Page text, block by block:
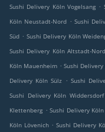
Sushi Delivery Köln Vogelsang .
Köln Neustadt-Nord . Sushi
Süd . Sushi Delivery Köln
Sushi Delivery Köln Altstadt-Nord
Köln Mauenheim . Sushi
Delivery Köln Sülz . Sushi
Sushi Delivery Köln Widdersdorf
Klettenberg . Sushi Delivery
Köln Lövenich . Sushi Delivery